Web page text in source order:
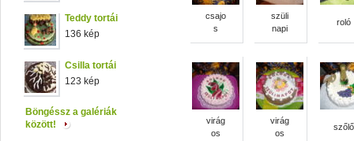
Teddy tortái
136 kép
Csilla tortái
123 kép
Böngéssz a galériák
között!
csajo
s
szüli
napi
roló
virág
os
virág
os
szőlő